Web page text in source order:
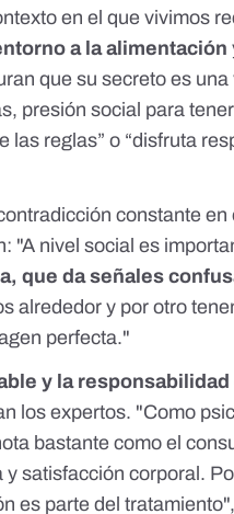
en el que vivimos
a la alimentación
que su secreto es
presión social para
las reglas” o “disfruta
constante
"A nivel social es
que da señales
alrededor y por otro
perfecta."
y la
los expertos. "Como
bastante como el
satisfacción corporal.
es parte del